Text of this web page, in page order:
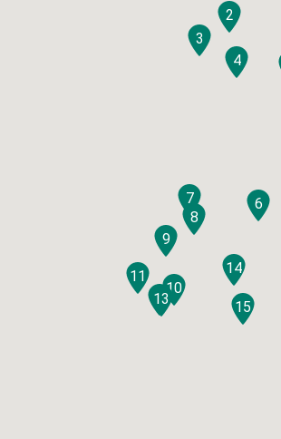
2
3
4
6
7
8
9
10
11
12
13
14
15